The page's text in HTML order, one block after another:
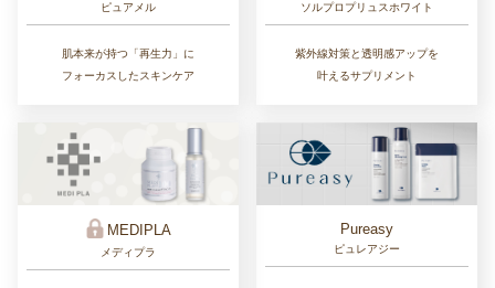
ピュアメル
肌本来が持つ「再生力」に
フォーカスしたスキンケア
ソルプロプリュスホワイト
紫外線対策と透明感アップを
叶えるサプリメント
MEDIPLA
メディプラ
Pureasy
ピュレアジー